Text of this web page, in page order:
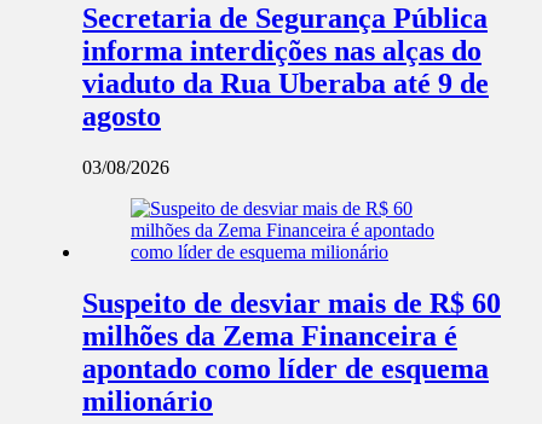
Secretaria de Segurança Pública
informa interdições nas alças do
viaduto da Rua Uberaba até 9 de
agosto
03/08/2026
Suspeito de desviar mais de R$ 60
milhões da Zema Financeira é
apontado como líder de esquema
milionário